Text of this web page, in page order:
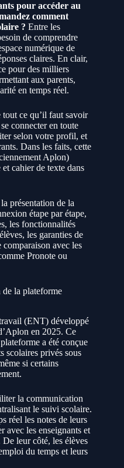
pour accéder au
comment
? Entre les
de comprendre
numérique de
claires. En clair,
pour des milliers
aux parents,
en temps réel.
ce qu’il faut savoir
connecter en toute
selon votre profil, et
Dans les faits, cette
Aplon)
et cahier de texte dans
présentation de la
étape par étape,
les fonctionnalités
les garanties de
avec les
Pronote ou
de la plateforme
(ENT) développé
en 2025. Ce
a été conçue
scolaires privés sous
si certains
la communication
le suivi scolaire.
réel les notes de leurs
avec les enseignants et
leur côté, les élèves
du temps et leurs